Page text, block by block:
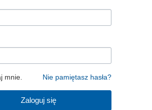
mnie. Nie pamiętasz hasła?
Zaloguj się